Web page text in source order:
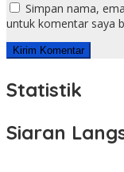
Simpan nama,
untuk komentar saya
Statistik
Siaran